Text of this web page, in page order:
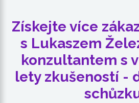
Získejte více
s Lukaszem
konzultantem s
lety zkušeností -